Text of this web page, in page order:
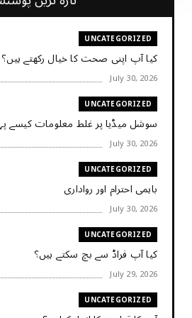
UNCATEGORIZED
کیا آپ اپنی صحت کا خیال رکھتے ہیں؟
July 30, 2026
UNCATEGORIZED
سوشل میڈیا پر غلط معلومات کیسے
July 30, 2026
UNCATEGORIZED
باہمی احترام اور رواداری
July 30, 2026
UNCATEGORIZED
کیا آپ فراڈ سے بچ سکتے ہیں؟
July 29, 2026
UNCATEGORIZED